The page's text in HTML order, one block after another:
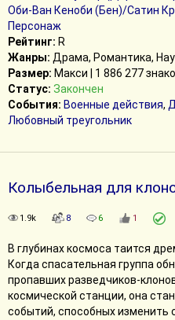
Оби-Ван Кеноби (Бен)/Сатин
Персонаж
Рейтинг: R
Жанры: Драма, Романтика,
Размер: Макси | 1 886 277
Статус: Закончен
События: Военные действия,
Любовный треугольник
Колыбельная для
1.9k 8 6 1
В глубинах космоса таится
Когда спасательная группа
пропавших разведчиков-
космической станции, она
событий, способных изменить